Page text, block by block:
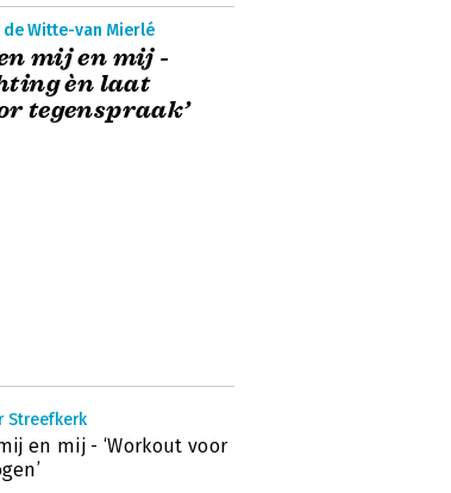
de Witte-van Mierlé
mij en mij -
èn laat
tegenspraak’
Streefkerk
en mij - ‘Workout voor